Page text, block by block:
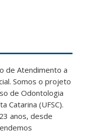
de Atendimento a
Somos o projeto
de Odontologia
Catarina (UFSC).
anos, desde